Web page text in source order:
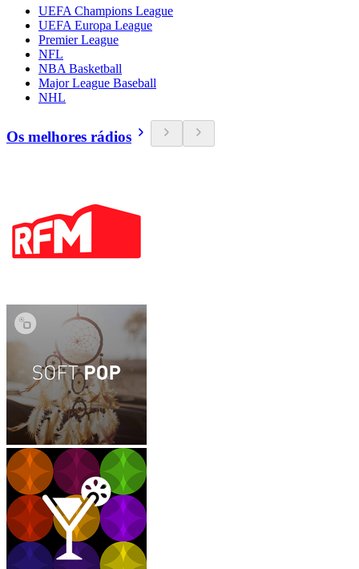
UEFA Champions League
UEFA Europa League
Premier League
NFL
NBA Basketball
Major League Baseball
NHL
Os melhores rádios